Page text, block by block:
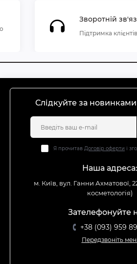
Зворотній
Підтримка
Слідкуйте за новинками
Я прочитав Договір оферти і
Наша адреса:
м. Київ, вул. Ганни Ахматової,
косметологія)
Зателефонуйте
+38 (093) 959
Передзвоніть